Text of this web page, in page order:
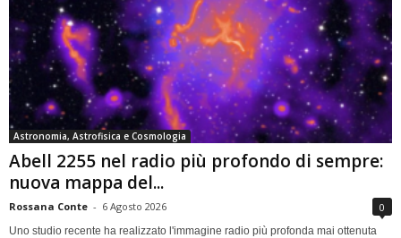
Astronomia, Astrofisica e Cosmologia
Abell 2255 nel radio più profondo di sempre:
nuova mappa del...
Rossana Conte - 6 Agosto 2026 0
Uno studio recente ha realizzato l'immagine radio più profonda mai ottenuta